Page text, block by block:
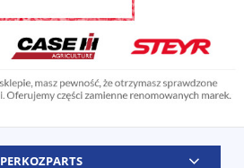
PERKOZPARTS